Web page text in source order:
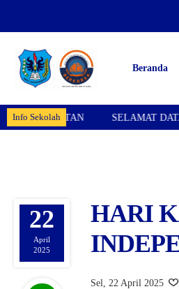
Beranda
Info Sekolah
SELAMAT DATANG DI
22
April
2025
HARI
Sel, 22 April 2025